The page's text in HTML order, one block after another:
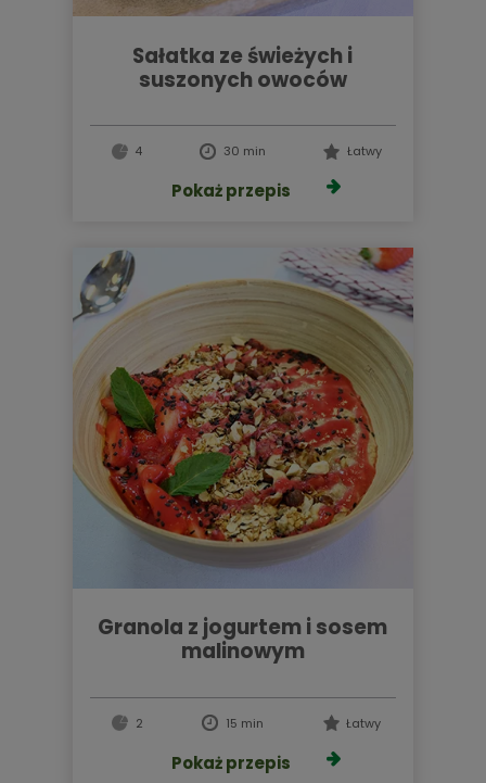
sałatka ze świeżych i
suszonych owoców
4 30 min Łatwy
Pokaż przepis
granola z jogurtem i sosem
malinowym
2 15 min Łatwy
Pokaż przepis